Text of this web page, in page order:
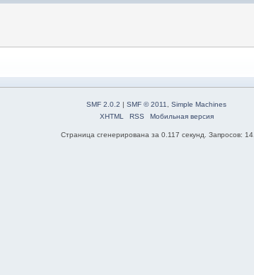
SMF 2.0.2 |SMF © 2011 ,Simple Machines
XHTML
RSS Мобильная версия
Страница сгенерирована за 0.117 секунд. Запросов: 14.